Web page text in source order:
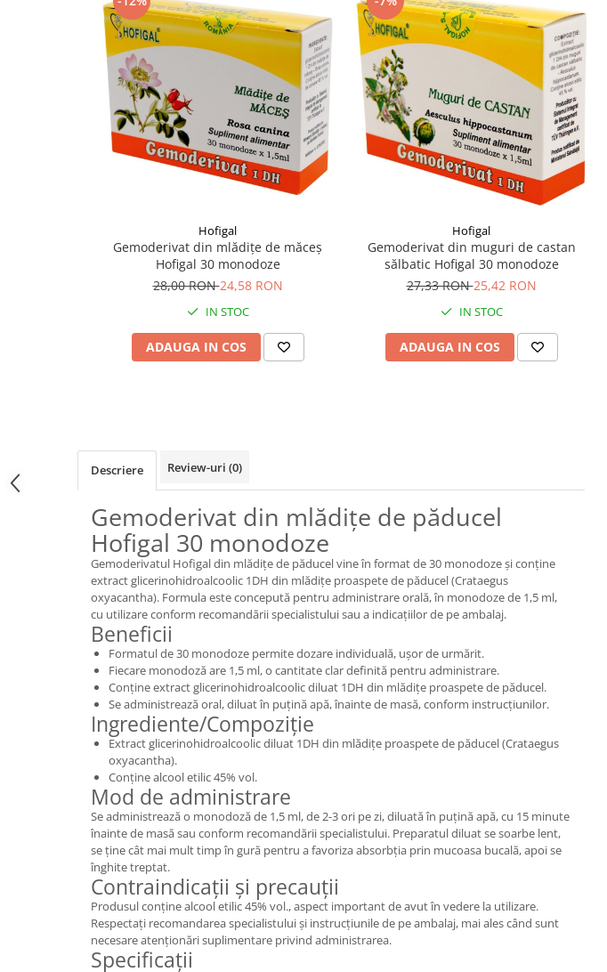
Supliment Vitamina D3
Supliment Vitamina E
Tincturi si Gemoderivate
Tuse gat si respiratie
Vitamine si minerale
Hofigal
Gemoderivat din mlădițe de măceș
Hofigal 30 monodoze
28,00 RON24,58 RON
IN STOC
ADAUGA IN COS
Hofigal
Gemoderivat din muguri de castan
sălbatic Hofigal 30 monodoze
27,33 RON25,42 RON
IN STOC
ADAUGA IN COS
Descriere Review-uri (0)
Gemoderivat din mlădițe de păducel
Hofigal 30 monodoze
Gemoderivatul Hofigal din mlădițe de păducel vine în format de 30 monodoze și conține
extract glicerinohidroalcoolic 1DH din mlădițe proaspete de păducel (Crataegus
oxyacantha). Formula este concepută pentru administrare orală, în monodoze de 1,5 ml,
cu utilizare conform recomandării specialistului sau a indicațiilor de pe ambalaj.
Beneficii
Formatul de 30 monodoze permite dozare individuală, ușor de urmărit.
Fiecare monodoză are 1,5 ml, o cantitate clar definită pentru administrare.
Conține extract glicerinohidroalcoolic diluat 1DH din mlădițe proaspete de păducel.
Se administrează oral, diluat în puțină apă, înainte de masă, conform instrucțiunilor.
Ingrediente/Compoziție
Extract glicerinohidroalcoolic diluat 1DH din mlădițe proaspete de păducel (Crataegus
oxyacantha).
Conține alcool etilic 45% vol.
Mod de administrare
Se administrează o monodoză de 1,5 ml, de 2-3 ori pe zi, diluată în puțină apă, cu 15 minute
înainte de masă sau conform recomandării specialistului. Preparatul diluat se soarbe lent,
se ține cât mai mult timp în gură pentru a favoriza absorbția prin mucoasa bucală, apoi se
înghite treptat.
Contraindicații și precauții
Produsul conține alcool etilic 45% vol., aspect important de avut în vedere la utilizare.
Respectați recomandarea specialistului și instrucțiunile de pe ambalaj, mai ales când sunt
necesare atenționări suplimentare privind administrarea.
Specificații